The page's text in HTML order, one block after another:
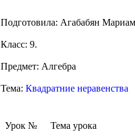
Подготовила: Агабабян
Класс: 9.
Предмет: Алгебра
Тема: Квадратние неравенства
Урок № Тема урока